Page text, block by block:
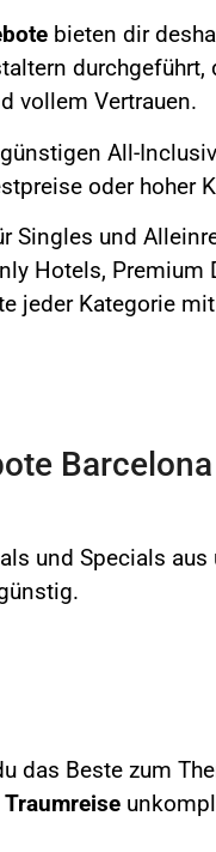
bieten dir
durchgeführt,
vollem Vertrauen.
All-
oder hoher
Singles und
Hotels, Premium
jeder Kategorie
und Specials aus
das Beste zum
Traumreise